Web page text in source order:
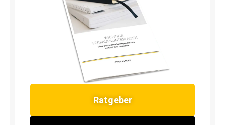
Ratgeber